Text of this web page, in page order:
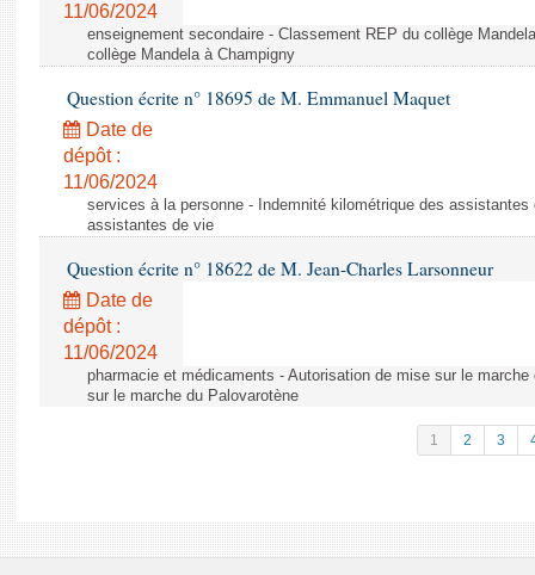
11/06/2024
enseignement secondaire - Classement REP du collège
collège Mandela à Champigny
Question écrite n° 18695 de M. Emmanuel Maquet
Date de
dépôt :
11/06/2024
services à la personne - Indemnité kilométrique des
assistantes de vie
Question écrite n° 18622 de M. Jean-Charles Larsonneur
Date de
dépôt :
11/06/2024
pharmacie et médicaments - Autorisation de mise sur le
sur le marche du Palovarotène
1 2 3